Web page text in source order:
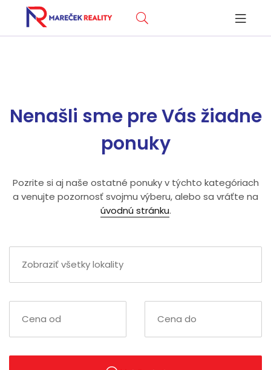
Nenašli sme pre Vás žiadne
ponuky
Pozrite si aj naše ostatné ponuky v týchto kategóriach
a venujte pozornosť svojmu výberu, alebo sa vráťte na
úvodnú stránku.